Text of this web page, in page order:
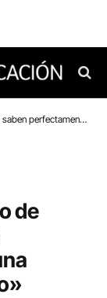
una ficción del mundo futuro»
de